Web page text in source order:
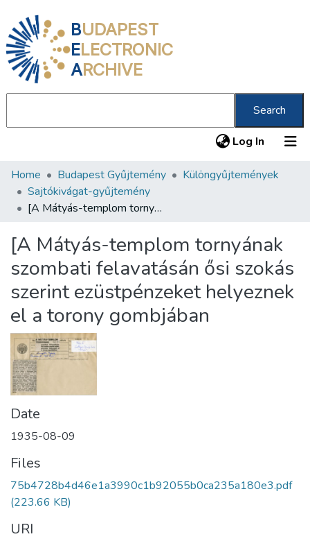
BUDAPEST
ELECTRONIC
ARCHIVE
Search
Log In (current)
Communities & Collections
All of DSpace
About us
Home Budapest Gyűjtemény
Különgyűjtemények
Sajtókivágat-gyűjtemény
[A Mátyás-templom tornyának szombati felavatásán ősi szokás szerint ezüstpénzeket helyeznek el a torony gombjában
[A Mátyás-templom tornyának
szombati felavatásán ősi szokás
szerint ezüstpénzeket helyeznek
el a torony gombjában
Date
1935-08-09
Files
75b4728b4d46e1a3990c1b92055b0ca235a180e3.pdf
(223.66 KB)
URI